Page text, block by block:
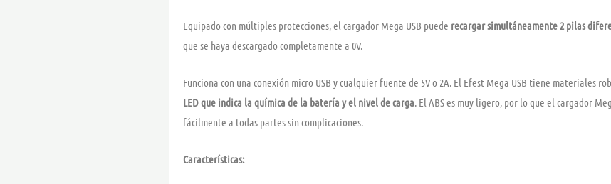
Equipado con múltiples protecciones, el cargador Mega USB puede recargar simultáneamente 2 pilas
que se haya descargado completamente a 0V.
Funciona con una conexión micro USB y cualquier fuente de 5V o 2A. El Efest Mega USB tiene materiales
LED que indica la química de la batería y el nivel de carga. El ABS es muy ligero, por lo que el cargador
fácilmente a todas partes sin complicaciones.
Características: